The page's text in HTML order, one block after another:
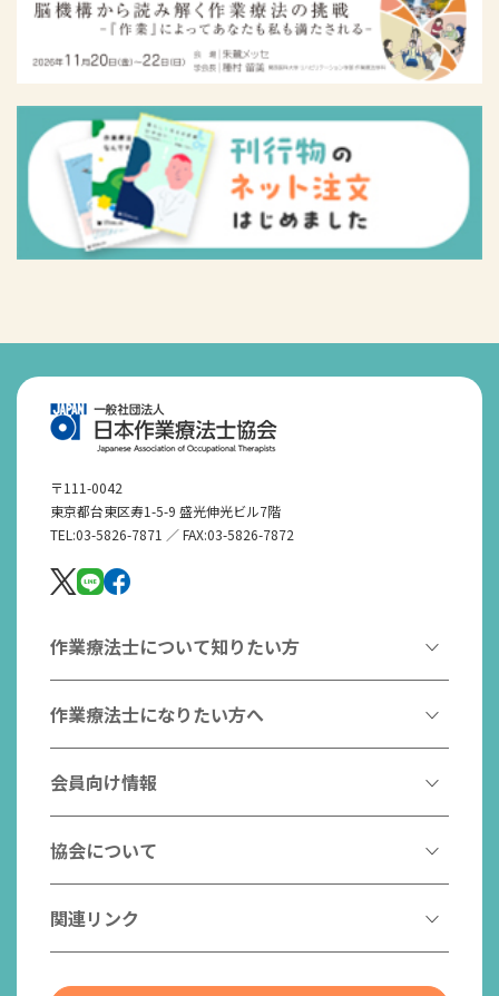
〒111-0042
東京都台東区寿1-5-9 盛光伸光ビル7階
TEL:03-5826-7871 ／ FAX:03-5826-7872
作業療法士について知りたい方
作業療法とは
作業療法士とは
はたらく作業療法士
作業療法士の支援を受ける
チームの中で活躍する作業療法士
作業療法士になりたい方へ
作業療法士になるには
作業療法士として活躍する先輩
こんなところで活躍！作業療法士
入会案内
会員向け情報
協会からのお知らせ
研修会一覧
日本作業療法学会
協会について
会長挨拶
社員名簿
関連リンク